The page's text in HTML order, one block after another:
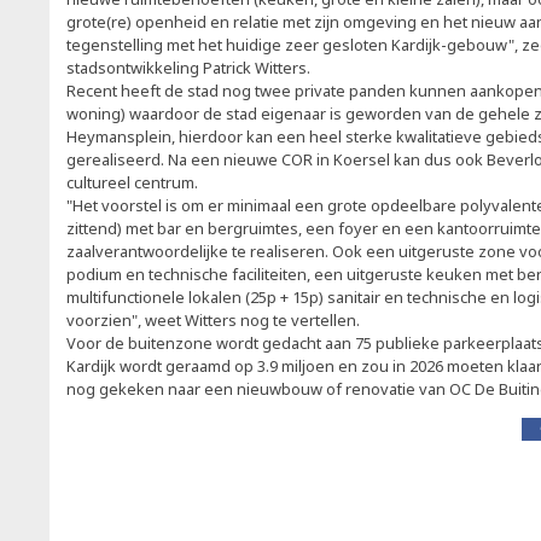
grote(re) openheid en relatie met zijn omgeving en het nieuw
tegenstelling met het huidige zeer gesloten Kardijk-gebouw",
stadsontwikkeling Patrick Witters.
Recent heeft de stad nog twee private panden kunnen
woning) waardoor de stad eigenaar is geworden van de gehele
Heymansplein, hierdoor kan een heel sterke kwalitatieve
gerealiseerd. Na een nieuwe COR in Koersel kan dus ook
cultureel centrum.
"Het voorstel is om er minimaal een grote opdeelbare
zittend) met bar en bergruimtes, een foyer en een
zaalverantwoordelijke te realiseren. Ook een uitgeruste zone
podium en technische faciliteiten, een uitgeruste keuken met
multifunctionele lokalen (25p + 15p) sanitair en technische en
voorzien", weet Witters nog te vertellen.
Voor de buitenzone wordt gedacht aan 75 publieke
Kardijk wordt geraamd op 3.9 miljoen en zou in 2026 moeten
nog gekeken naar een nieuwbouw of renovatie van OC De